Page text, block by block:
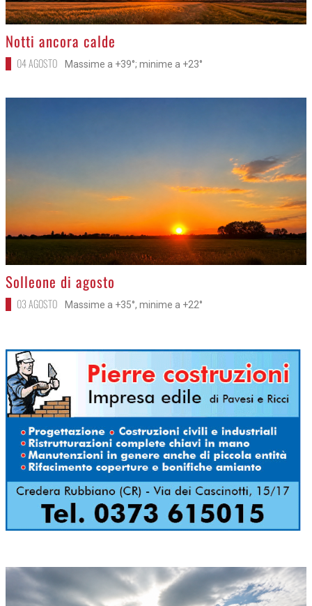
>
Notti ancora calde
04 AGOSTO Massime a +39°; minime a +23°
>
Solleone di agosto
03 AGOSTO Massime a +35°, minime a +22°